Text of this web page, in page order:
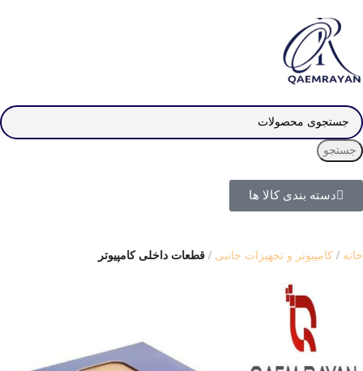
جستجو
دسته بندی کالا ها
خانه کامپیوتر و تجهیزات جانبی قطعات داخلی کامپیوتر